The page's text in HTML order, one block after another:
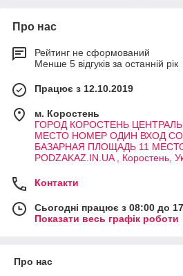
Про нас
Рейтинг не сформований
Менше 5 відгуків за останній рік
Працює з 12.10.2019
м. Коростень
ГОРОД КОРОСТЕНЬ
МЕСТО НОМЕР ОДИН ВХОД
БАЗАРНАЯ ПЛОЩАДЬ 11
PODZAKAZ.IN.UA , Коростень,
Контакти
Сьогодні працює з 08:00 до
Показати весь графік роботи
Про нас